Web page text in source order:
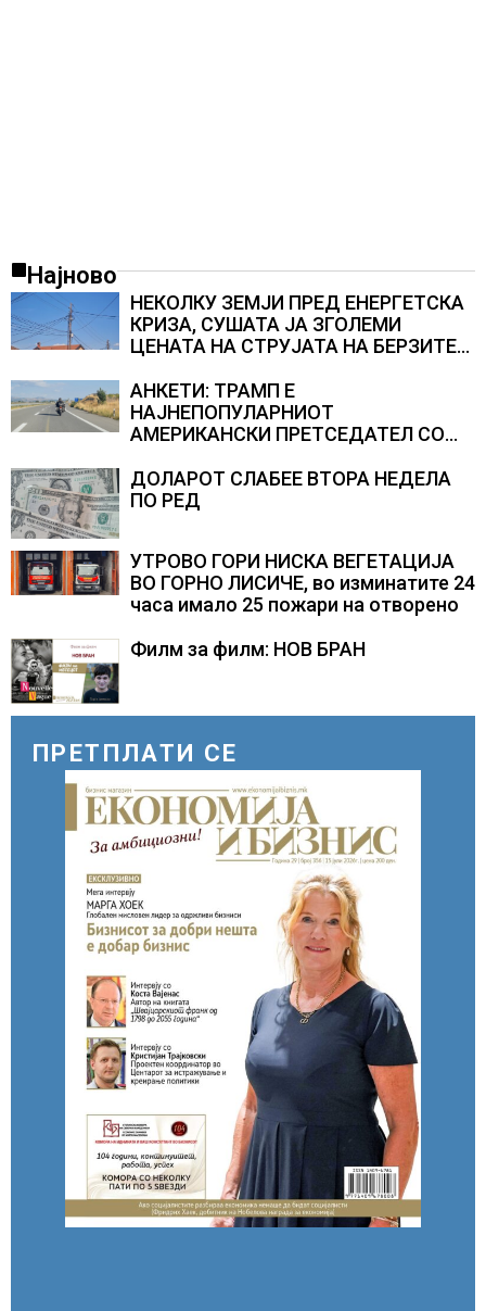
Најново
НЕКОЛКУ ЗЕМЈИ ПРЕД ЕНЕРГЕТСКА
КРИЗА, СУШАТА ЈА ЗГОЛЕМИ
ЦЕНАТА НА СТРУЈАТА НА БЕРЗИТЕ
АНКЕТИ: ТРАМП Е
НАЈНЕПОПУЛАРНИОТ
АМЕРИКАНСКИ ПРЕТСЕДАТЕЛ СО
резултатите од последните анкети
ДОЛАРОТ СЛАБЕЕ ВТОРА НЕДЕЛА
ПО РЕД
УТРОВО ГОРИ НИСКА ВЕГЕТАЦИЈА
ВО ГОРНО ЛИСИЧЕ, во изминатите 24
часа имало 25 пожари на отворено
Филм за филм: НОВ БРАН
ПРЕТПЛАТИ СЕ